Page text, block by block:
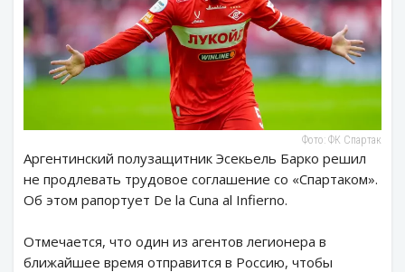
Фото: ФК Спартак
Аргентинский полузащитник Эсекьель Барко решил
не продлевать трудовое соглашение со «Спартаком».
Об этом рапортует De la Cuna al Infierno.
Отмечается, что один из агентов легионера в
ближайшее время отправится в Россию, чтобы